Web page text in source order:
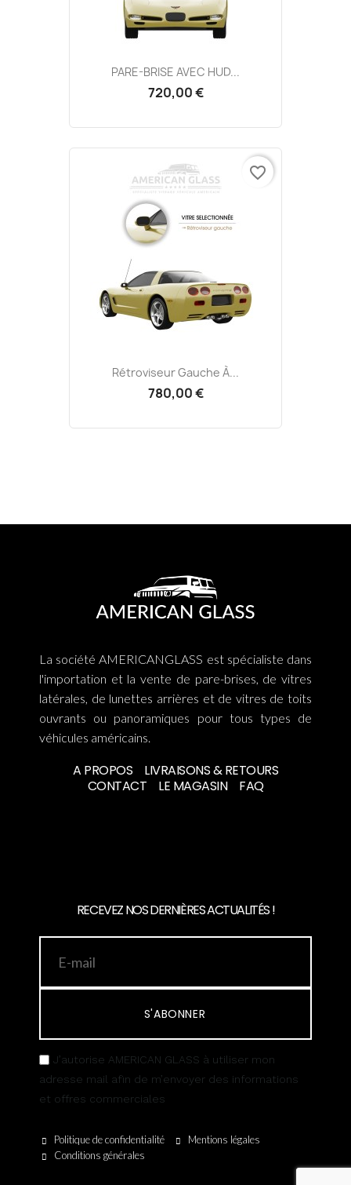
PARE-BRISE AVEC HUD...
720,00 €
Rétroviseur Gauche À...
780,00 €
favorite_border
La société AMERICANGLASS est spécialiste dans
l'importation et la vente de pare-brises, de vitres
latérales, de lunettes arrières et de vitres de toits
ouvrants ou panoramiques pour tous types de
véhicules américains.
A PROPOS
LIVRAISONS & RETOURS
CONTACT
LE MAGASIN FAQ
RECEVEZ NOS DERNIÈRES ACTUALITÉS !
S'ABONNER
J’autorise AMERICAN GLASS à utiliser mon
adresse mail afin de m’envoyer des informations
et offres commerciales
Politique de confidentialité
Mentions légales
Conditions générales